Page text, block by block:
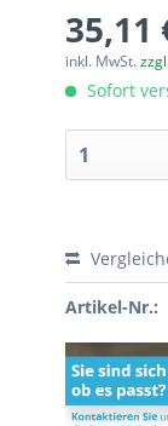
35,11
inkl. MwSt.
Sofort
Artikel-Nr.: